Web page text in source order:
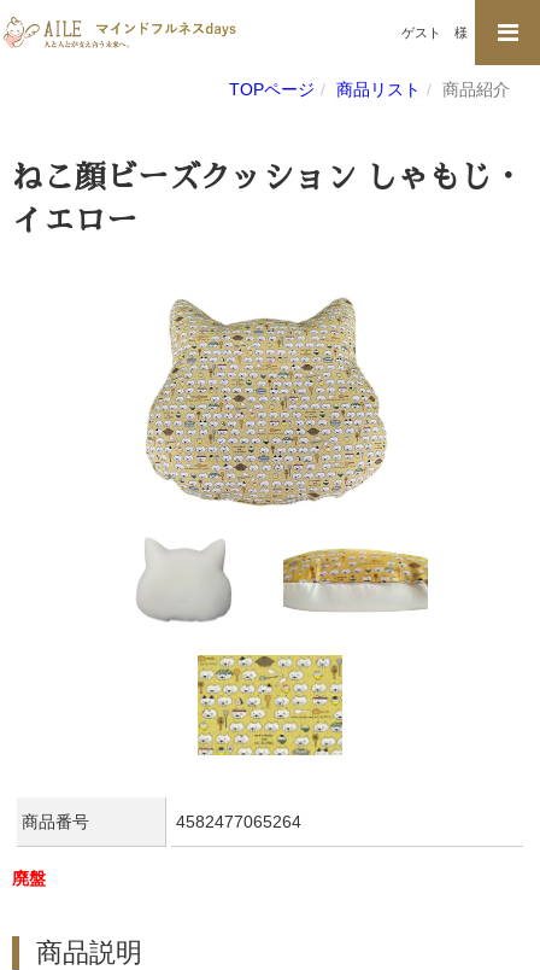
ゲスト 様
TOPページ 商品リスト 商品紹介
ねこ顔ビーズクッション しゃもじ・
イエロー
商品番号 4582477065264
廃盤
商品説明